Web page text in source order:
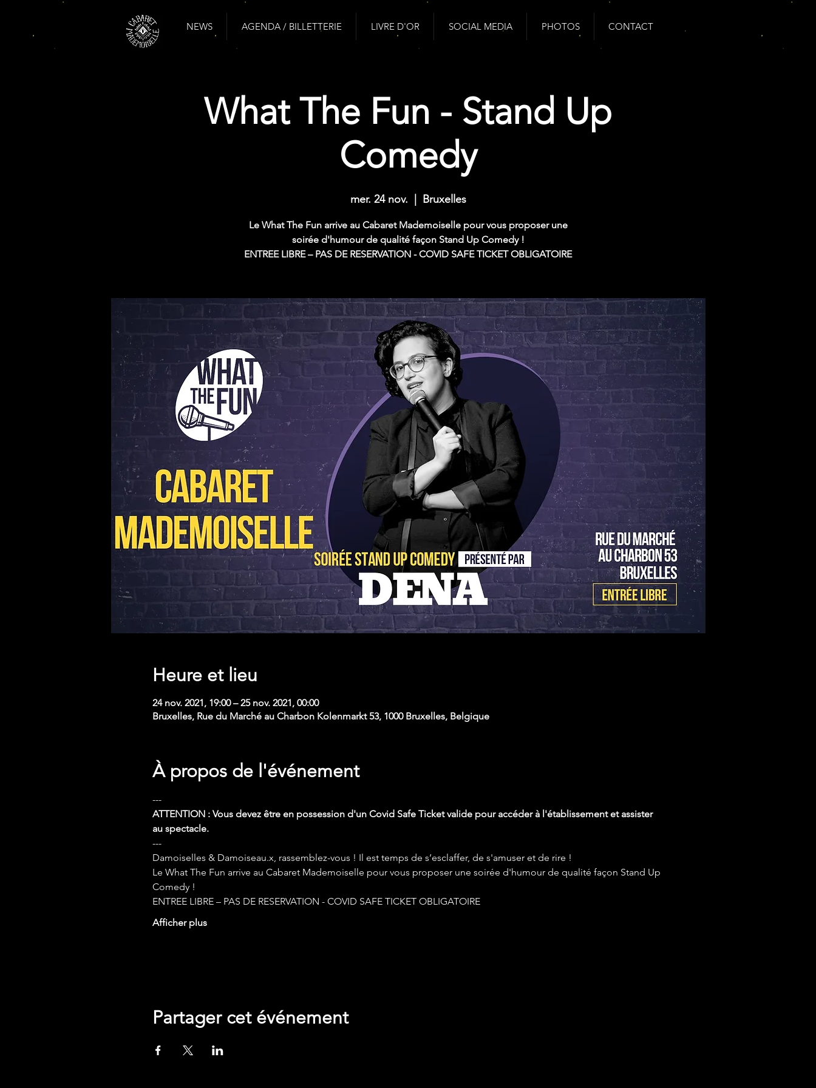
NEWS AGENDA / BILLETTERIE LIVRE D'OR SOCIAL MEDIA PHOTOS CONTACT
What The Fun - Stand Up
Comedy
mer. 24 nov. Bruxelles
Le What The Fun arrive au Cabaret Mademoiselle pour vous proposer une
soirée d'humour de qualité façon Stand Up Comedy !
ENTREE LIBRE – PAS DE RESERVATION - COVID SAFE TICKET OBLIGATOIRE
Heure et lieu
24 nov. 2021, 19:00 – 25 nov. 2021, 00:00
Bruxelles, Rue du Marché au Charbon Kolenmarkt 53, 1000 Bruxelles, Belgique
À propos de l'événement
---
ATTENTION : Vous devez être en possession d'un Covid Safe Ticket valide pour accéder à l'établissement et assister
au spectacle.
---
Damoiselles & Damoiseau.x, rassemblez-vous ! Il est temps de s’esclaffer, de s'amuser et de rire !
Le What The Fun arrive au Cabaret Mademoiselle pour vous proposer une soirée d'humour de qualité façon Stand Up
Comedy !
ENTREE LIBRE – PAS DE RESERVATION - COVID SAFE TICKET OBLIGATOIRE
Afficher plus
Partager cet événement